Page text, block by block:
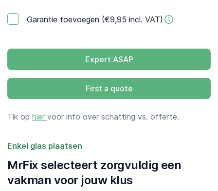
Garantie toevoegen (€9,95 incl. VAT)
Expert ASAP
First a quote
Tik op hier voor info over schatting vs. offerte.
Enkel glas plaatsen
MrFix selecteert zorgvuldig een
vakman voor jouw klus